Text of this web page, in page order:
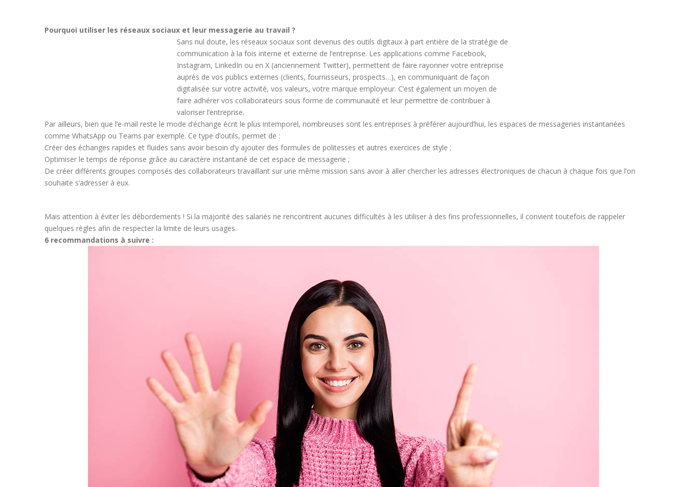
Pourquoi utiliser les réseaux sociaux et leur messagerie au travail ?
Sans nul doute, les réseaux sociaux sont devenus des outils digitaux à part entière de la stratégie de
communication à la fois interne et externe de l’entreprise. Les applications comme Facebook,
Instagram, LinkedIn ou en X (anciennement Twitter), permettent de faire rayonner votre entreprise
auprès de vos publics externes (clients, fournisseurs, prospects…), en communiquant de façon
digitalisée sur votre activité, vos valeurs, votre marque employeur. C’est également un moyen de
faire adhérer vos collaborateurs sous forme de communauté et leur permettre de contribuer à
valoriser l’entreprise.
Par ailleurs, bien que l’e-mail reste le mode d’échange écrit le plus intemporel, nombreuses sont les entreprises à préférer aujourd’hui, les espaces de messageries instantanées
comme WhatsApp ou Teams par exemple. Ce type d’outils, permet de :
Créer des échanges rapides et fluides sans avoir besoin d’y ajouter des formules de politesses et autres exercices de style ;
Optimiser le temps de réponse grâce au caractère instantané de cet espace de messagerie ;
De créer différents groupes composés des collaborateurs travaillant sur une même mission sans avoir à aller chercher les adresses électroniques de chacun à chaque fois que l’on
souhaite s’adresser à eux.
Mais attention à éviter les débordements ! Si la majorité des salariés ne rencontrent aucunes difficultés à les utiliser à des fins professionnelles, il convient toutefois de rappeler
quelques règles afin de respecter la limite de leurs usages.
6 recommandations à suivre :